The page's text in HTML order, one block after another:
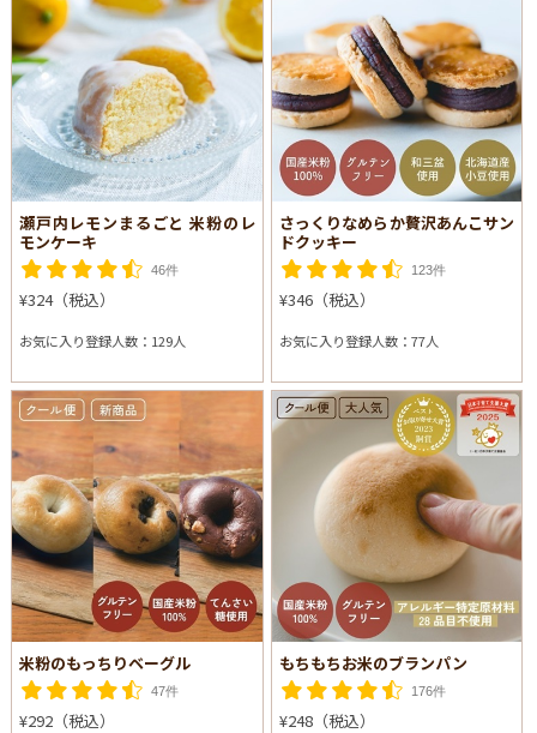
瀬戸内レモンまるごと 米粉のレ
モンケーキ
46件
¥324（税込）
お気に入り登録人数：129人
さっくりなめらか贅沢あんこサン
ドクッキー
123件
¥346（税込）
お気に入り登録人数：77人
米粉のもっちりベーグル
47件
¥292（税込）
もちもちお米のブランパン
176件
¥248（税込）